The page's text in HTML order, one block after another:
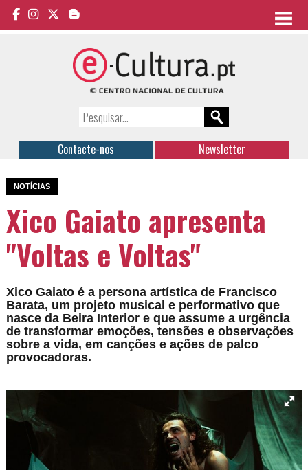
Contacte-nos Newsletter
NOTÍCIAS
Xico Gaiato apresenta
"Voltas e Voltas"
Xico Gaiato é a persona artística de Francisco
Barata, um projeto musical e performativo que
nasce da Beira Interior e que assume a urgência
de transformar emoções, tensões e observações
sobre a vida, em canções e ações de palco
provocadoras.